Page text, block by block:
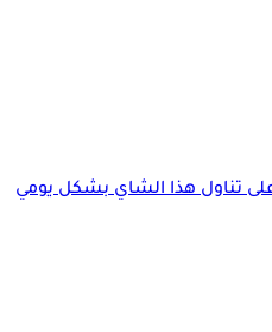
تناول هذا الشاي بشكل يومي